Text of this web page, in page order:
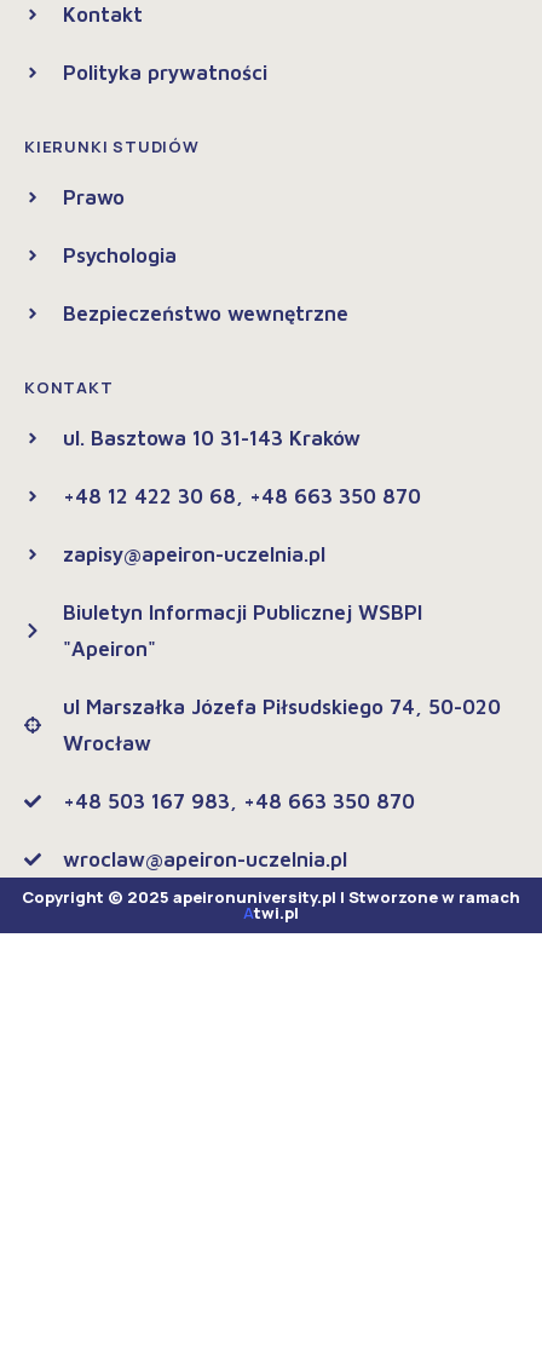
Kontakt
Polityka prywatności
KIERUNKI STUDIÓW
Prawo
Psychologia
Bezpieczeństwo wewnętrzne
KONTAKT
ul. Basztowa 10 31-143 Kraków
+48 12 422 30 68, +48 663 350 870
zapisy@apeiron-uczelnia.pl
Biuletyn Informacji Publicznej WSBPI
"Apeiron"
ul Marszałka Józefa Piłsudskiego 74, 50-020
Wrocław
+48 503 167 983, +48 663 350 870
wroclaw@apeiron-uczelnia.pl
Copyright © 2025 apeironuniversity.pl | Stworzone w ramach
Atwi.pl